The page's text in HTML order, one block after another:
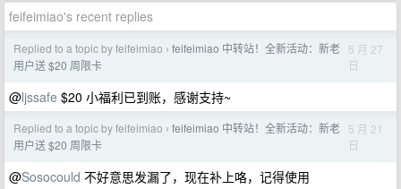
feifeimiao's recent replies
Replied to a topic by feifeimiao › feifeimiao 中转站！全新活动：新老
用户送 $20 周限卡
5 月 27
日
@ljssafe $20 小福利已到账，感谢支持~
Replied to a topic by feifeimiao › feifeimiao 中转站！全新活动：新老
用户送 $20 周限卡
5 月 21
日
@Sosocould 不好意思发漏了，现在补上咯，记得使用